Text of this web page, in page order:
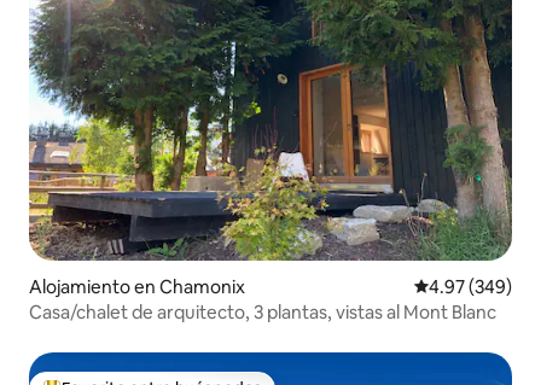
Alojamiento en Chamonix Calificación
4.97 (349)
Casa/chalet de arquitecto, 3 plantas, vistas al Mont Blanc